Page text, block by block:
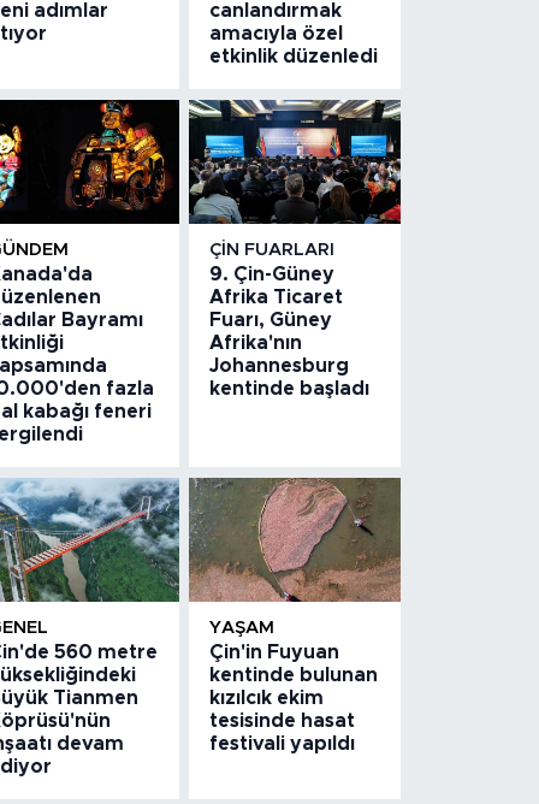
adımlar
canlandırmak
amacıyla özel
etkinlik düzenledi
Bayramı
fazla
kabağı feneri
ÇIN FUARLARI
9. Çin-Güney
Afrika Ticaret
Fuarı, Güney
Afrika'nın
Johannesburg
kentinde başladı
560 metre
Tianmen
devam
YAŞAM
Çin'in Fuyuan
kentinde bulunan
kızılcık ekim
tesisinde hasat
festivali yapıldı